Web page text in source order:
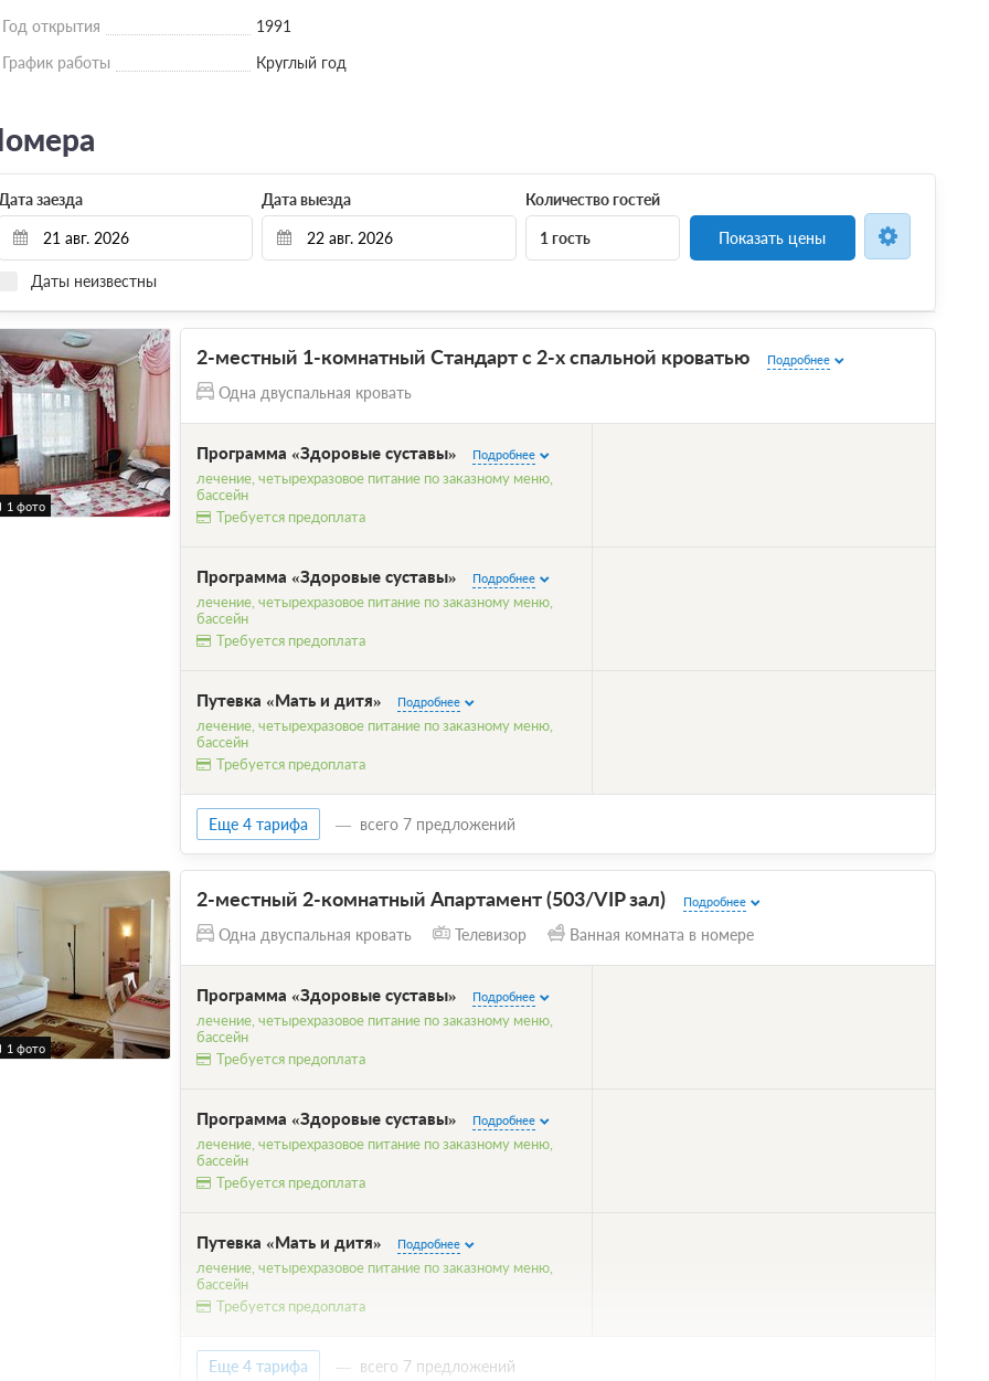
Год открытия
1991
График работы
Круглый год
заезда Дата выезда
Даты неизвестны
Количество гостей
1 гость Показать цены
1 фото
2-местный 1-комнатный Стандарт с 2-х спальной кроватью Подробнее
Одна двуспальная кровать
Программа «Здоровые суставы» Подробнее
лечение, четырехразовое питание по заказному меню,
бассейн
Требуется предоплата
Программа «Здоровые суставы» Подробнее
лечение, четырехразовое питание по заказному меню,
бассейн
Требуется предоплата
Путевка «Мать и дитя» Подробнее
лечение, четырехразовое питание по заказному меню,
бассейн
Требуется предоплата
Еще 4 тарифа всего 7 предложений
1 фото
2-местный 2-комнатный Апартамент (503/VIP зал) Подробнее
Одна двуспальная кровать Телевизор Ванная комната в номере
Программа «Здоровые суставы» Подробнее
лечение, четырехразовое питание по заказному меню,
бассейн
Требуется предоплата
Программа «Здоровые суставы» Подробнее
лечение, четырехразовое питание по заказному меню,
бассейн
Требуется предоплата
Путевка «Мать и дитя» Подробнее
лечение, четырехразовое питание по заказному меню,
бассейн
Требуется предоплата
Еще 4 тарифа всего 7 предложений